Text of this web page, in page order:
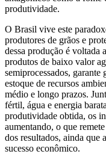
produtividade.
O Brasil vive este
produtores de grãos e
dessa produção é voltada
produtos de baixo valor
semiprocessados, garante
estoque de recursos
médio e longo prazos.
fértil, água e energia
produtividade obtida, os
aumentando, o que
dos resultados, ainda que
sucesso econômico.